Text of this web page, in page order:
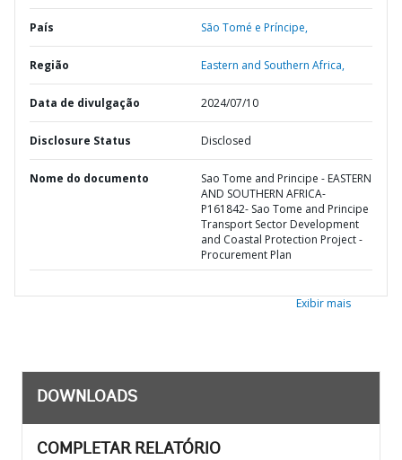
País São Tomé e Príncipe,
Região Eastern and Southern Africa,
Data de divulgação 2024/07/10
Disclosure Status Disclosed
Nome do documento
Sao Tome and Principe - EASTERN
AND SOUTHERN AFRICA-
P161842- Sao Tome and Principe
Transport Sector Development
and Coastal Protection Project -
Procurement Plan
Exibir mais
DOWNLOADS
COMPLETAR RELATÓRIO